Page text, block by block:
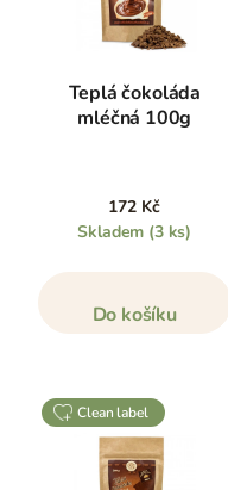
Teplá čokoláda
mléčná 100g
172 Kč
Skladem (3 ks)
Do košíku
clean label